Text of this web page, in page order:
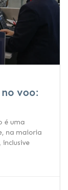
voo:
é uma
na maioria